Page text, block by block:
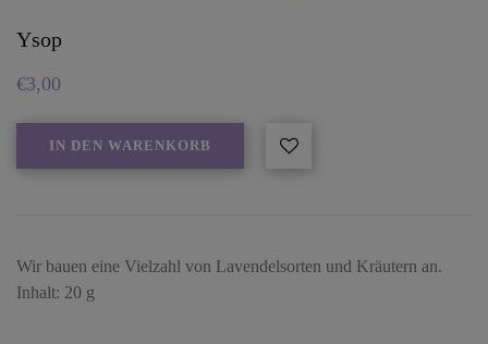
Ysop
€3,00
IN DEN WARENKORB
Wir bauen eine Vielzahl von Lavendelsorten und Kräutern an.
Inhalt: 20 g